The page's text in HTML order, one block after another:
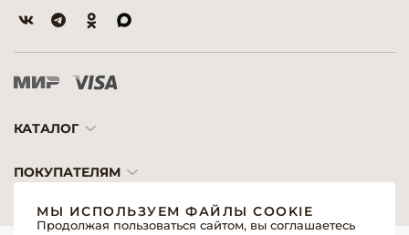
КАТАЛОГ
ПОКУПАТЕЛЯМ
МЫ ИСПОЛЬЗУЕМ ФАЙЛЫ COOKIE
Продолжая пользоваться сайтом, вы соглашаетесь